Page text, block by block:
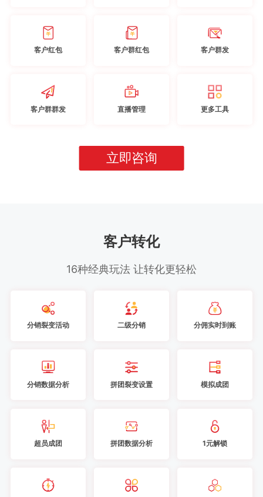
客户红包 客户群红包 客户群发
客户群群发 直播管理 更多工具
立即咨询
客户转化
16种经典玩法 让转化更轻松
分销裂变活动 二级分销 分佣实时到账
分销数据分析 拼团裂变设置 模拟成团
超员成团 拼团数据分析 1元解锁